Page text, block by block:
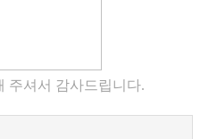
주셔서 감사드립니다.